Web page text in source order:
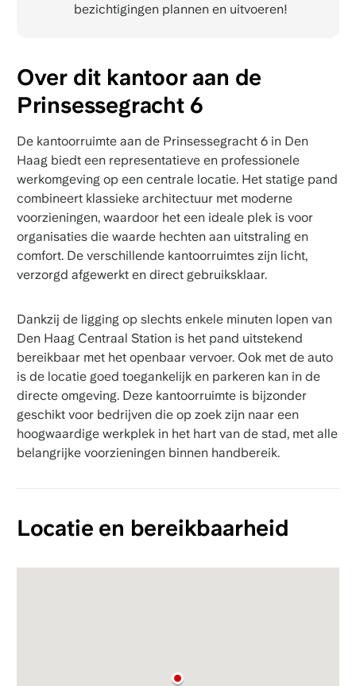
bezichtigingen plannen en uitvoeren!
Over dit kantoor aan de
Prinsessegracht 6
De kantoorruimte aan de Prinsessegracht 6 in Den
Haag biedt een representatieve en professionele
werkomgeving op een centrale locatie. Het statige pand
combineert klassieke architectuur met moderne
voorzieningen, waardoor het een ideale plek is voor
organisaties die waarde hechten aan uitstraling en
comfort. De verschillende kantoorruimtes zijn licht,
verzorgd afgewerkt en direct gebruiksklaar.
Dankzij de ligging op slechts enkele minuten lopen van
Den Haag Centraal Station is het pand uitstekend
bereikbaar met het openbaar vervoer. Ook met de auto
is de locatie goed toegankelijk en parkeren kan in de
directe omgeving. Deze kantoorruimte is bijzonder
geschikt voor bedrijven die op zoek zijn naar een
hoogwaardige werkplek in het hart van de stad, met alle
belangrijke voorzieningen binnen handbereik.
Locatie en bereikbaarheid